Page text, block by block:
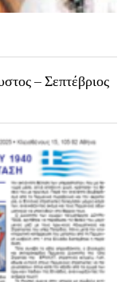
– Σεπτέβριος